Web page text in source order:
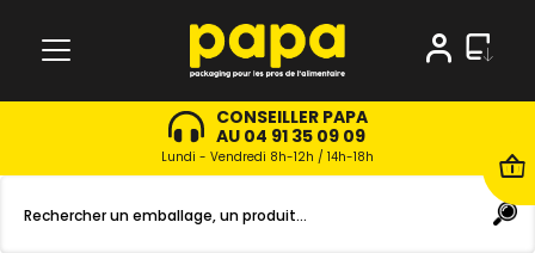
CONSEILLER PAPA
AU 04 91 35 09 09
Lundi - Vendredi 8h-12h / 14h-18h